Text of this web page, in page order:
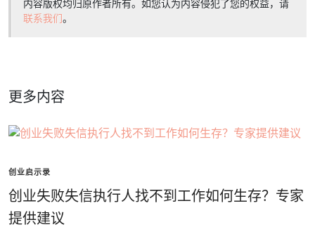
内容版权均归原作者所有。如您认为内容侵犯了您的权益，请
联系我们。
更多内容
创业启示录
创业失败失信执行人找不到工作如何生存？专家
提供建议